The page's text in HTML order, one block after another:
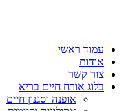
עמוד ראשי
אודות
צור קשר
בלוג אורח חיים בריא
אופנה וסגנון חיים